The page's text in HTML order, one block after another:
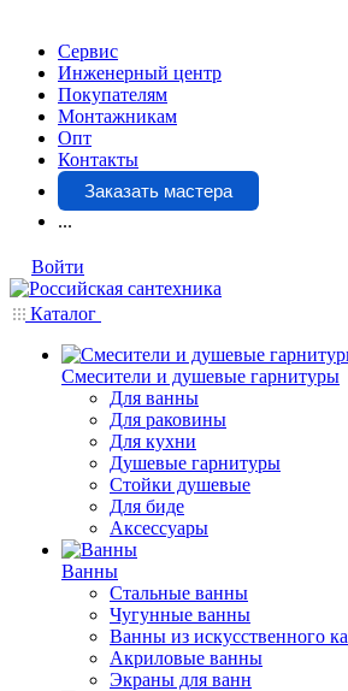
Сервис
Инженерный центр
Покупателям
Монтажникам
Опт
Контакты
Заказать мастера
...
Войти
Каталог
Смесители и душевые гарнитуры
Для ванны
Для раковины
Для кухни
Душевые гарнитуры
Стойки душевые
Для биде
Аксессуары
Ванны
Стальные ванны
Чугунные ванны
Ванны из искусственного
Акриловые ванны
Экраны для ванн